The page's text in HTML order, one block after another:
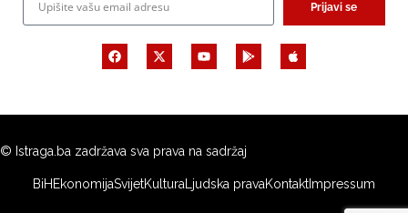
Prijavi se
© Istraga.ba zadržava sva prava na sadržaj
BiHEkonomijaSvijetKulturaLjudska pravaKontaktImpressum